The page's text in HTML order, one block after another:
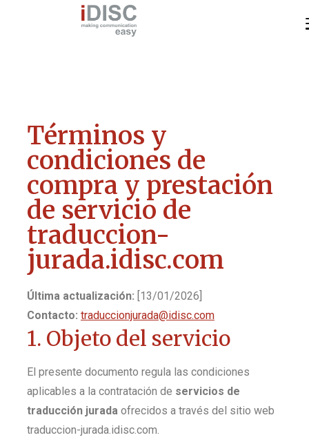
Términos y
condiciones de
compra y prestación
de servicio de
traduccion-
jurada.idisc.com
Última actualización: [13/01/2026]
Contacto: traduccionjurada@idisc.com
1. Objeto del servicio
El presente documento regula las condiciones
aplicables a la contratación de servicios de
traducción jurada ofrecidos a través del sitio web
traduccion-jurada.idisc.com.